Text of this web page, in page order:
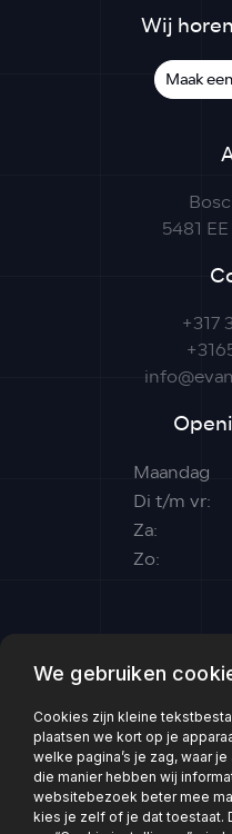
5481
+317
Maandag
Di t/m vr:
Za:
Zo:
Wij
Maak
Volg ons:
We gebruiken
Cookies zijn kleine
plaatsen we kort op je
welke pagina’s je zag, waar
die manier hebben wij
websitebezoek beter mee
kies je zelf of je dat toestaat.